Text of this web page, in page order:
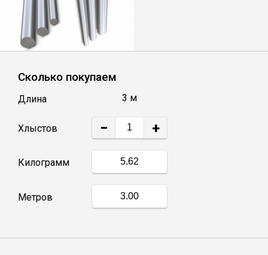
Швеллер
Катанка
Профлист
Винтовые сваи
Сколько покупаем
Длина 3 м
Хлыстов − +
Килограмм
Метров